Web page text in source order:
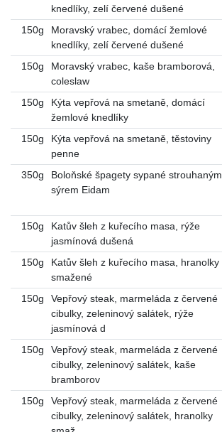
knedlíky, zelí červené dušené
150g
Moravský vrabec, domácí žemlové
knedlíky, zelí červené dušené
150g
Moravský vrabec, kaše bramborová,
coleslaw
150g
Kýta vepřová na smetaně, domácí
žemlové knedlíky
150g
Kýta vepřová na smetaně, těstoviny
penne
350g
Boloňské špagety sypané strouhaným
sýrem Eidam
150g
Katův šleh z kuřecího masa, rýže
jasmínová dušená
150g
Katův šleh z kuřecího masa, hranolky
smažené
150g
Vepřový steak, marmeláda z červené
cibulky, zeleninový salátek, rýže
jasmínová d
150g
Vepřový steak, marmeláda z červené
cibulky, zeleninový salátek, kaše
bramborov
150g
Vepřový steak, marmeláda z červené
cibulky, zeleninový salátek, hranolky